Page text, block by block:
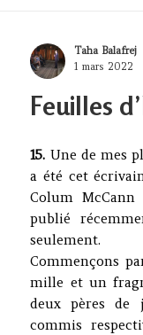
Author
Taha Balafrej
Posted
1 mars 2022
Feuilles
15. Une de mes
a été cet
Colum
publié
seulement.
Commençons
mille et un
deux pères de
commis